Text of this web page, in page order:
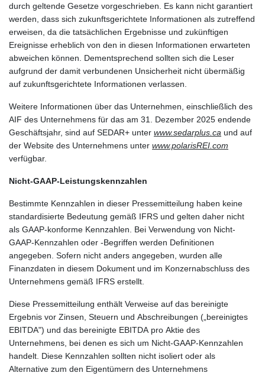
durch geltende Gesetze vorgeschrieben. Es kann nicht garantiert
werden, dass sich zukunftsgerichtete Informationen als zutreffend
erweisen, da die tatsächlichen Ergebnisse und zukünftigen
Ereignisse erheblich von den in diesen Informationen erwarteten
abweichen können. Dementsprechend sollten sich die Leser
aufgrund der damit verbundenen Unsicherheit nicht übermäßig
auf zukunftsgerichtete Informationen verlassen.
Weitere Informationen über das Unternehmen, einschließlich des
AIF des Unternehmens für das am 31. Dezember 2025 endende
Geschäftsjahr, sind auf SEDAR+ unter www.sedarplus.ca und auf
der Website des Unternehmens unter www.polarisREI.com
verfügbar.
Nicht-GAAP-Leistungskennzahlen
Bestimmte Kennzahlen in dieser Pressemitteilung haben keine
standardisierte Bedeutung gemäß IFRS und gelten daher nicht
als GAAP-konforme Kennzahlen. Bei Verwendung von Nicht-
GAAP-Kennzahlen oder -Begriffen werden Definitionen
angegeben. Sofern nicht anders angegeben, wurden alle
Finanzdaten in diesem Dokument und im Konzernabschluss des
Unternehmens gemäß IFRS erstellt.
Diese Pressemitteilung enthält Verweise auf das bereinigte
Ergebnis vor Zinsen, Steuern und Abschreibungen („bereinigtes
EBITDA") und das bereinigte EBITDA pro Aktie des
Unternehmens, bei denen es sich um Nicht-GAAP-Kennzahlen
handelt. Diese Kennzahlen sollten nicht isoliert oder als
Alternative zum den Eigentümern des Unternehmens